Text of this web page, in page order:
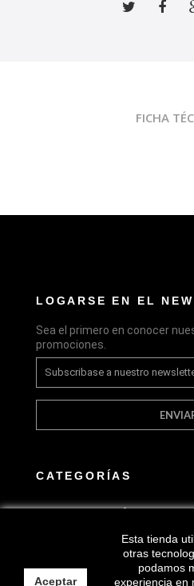
Aceptar
Esta tienda
otras
podamos
experiencia en
Tweet
FICHA
LOGARSE EN EL
Sea el primero en conocer
promociones.
CATEGORÍAS
CONTACTO DE LA